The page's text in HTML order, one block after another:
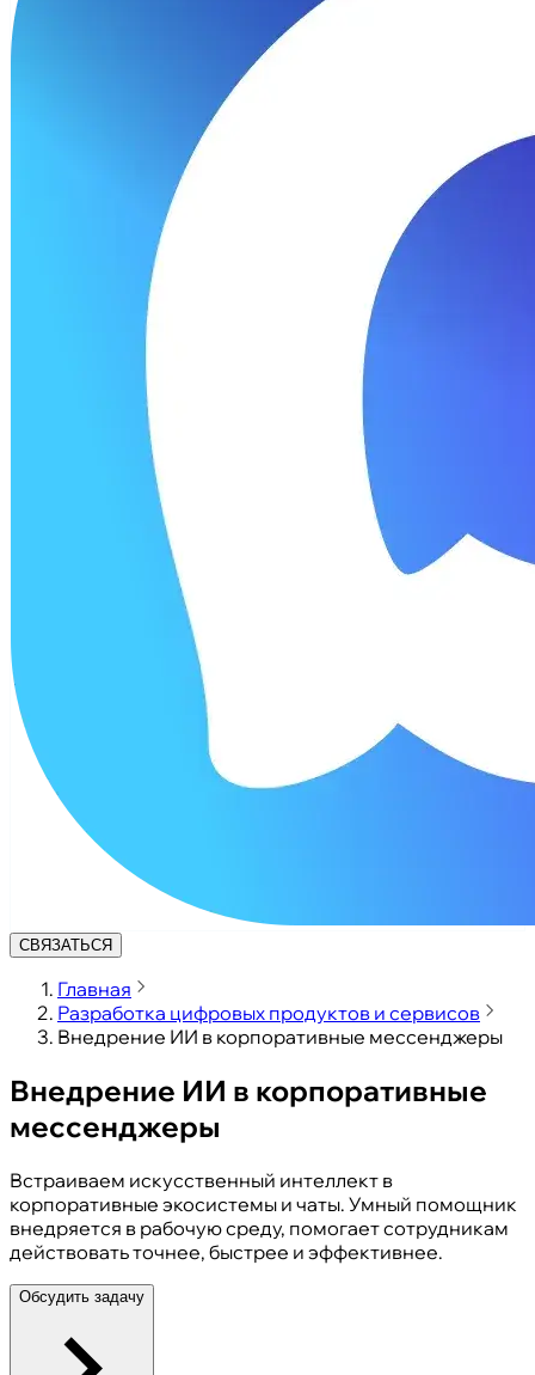
СВЯЗАТЬСЯ
Главная
Разработка цифровых продуктов и сервисов
Внедрение ИИ в корпоративные мессенджеры
Внедрение ИИ в корпоративные
мессенджеры
Встраиваем искусственный интеллект в
корпоративные экосистемы и чаты. Умный помощник
внедряется в рабочую среду, помогает сотрудникам
действовать точнее, быстрее и эффективнее.
Обсудить задачу